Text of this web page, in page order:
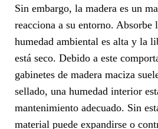
Sin embargo, la madera es un
reacciona a su entorno. Absorbe
humedad ambiental es alta y la
está seco. Debido a este
gabinetes de madera maciza
sellado, una humedad interior
mantenimiento adecuado. Sin
material puede expandirse o